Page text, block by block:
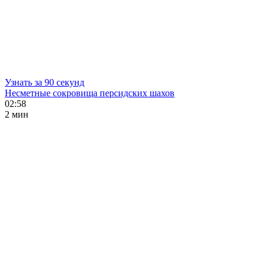
Узнать за 90 секунд
Несметные сокровища персидских шахов
02:58
2 мин